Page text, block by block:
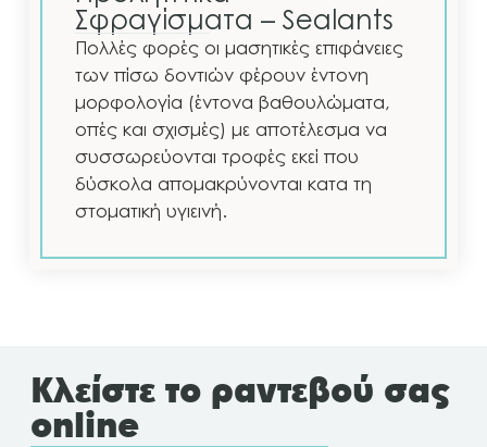
Σφραγίσματα – Sealants
Πολλές φορές οι μασητικές επιφάνειες
των πίσω δοντιών φέρουν έντονη
μορφολογία (έντονα βαθουλώματα,
οπές και σχισμές) με αποτέλεσμα να
συσσωρεύονται τροφές εκεί που
δύσκολα απομακρύνονται κατα τη
στοματική υγιεινή.
Κλείστε το ραντεβού σας
online